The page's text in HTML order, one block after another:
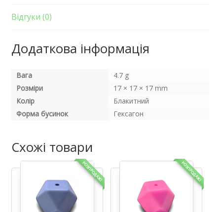
Відгуки (0)
Додаткова інформація
Вага
4.7 g
Розміри
17 × 17 × 17 mm
Колір
Блакитний
Форма бусинок
Гексагон
Схожі товари
РОЗПРОДАЖ! РОЗПРОДАЖ!